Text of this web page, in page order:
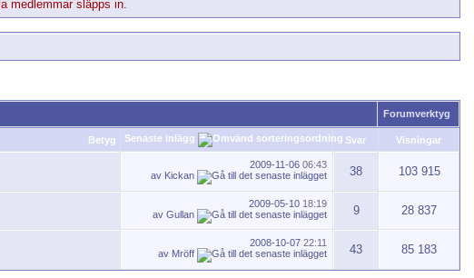
medlemmar släpps in.
Forumverktyg
Betyg Senaste inlägg Svar Visningar
2009-11-06 06:43
av Kickan 38 103 915
2009-05-10 18:19
av Gullan 9 28 837
2008-10-07 22:11
av Mröff 43 85 183